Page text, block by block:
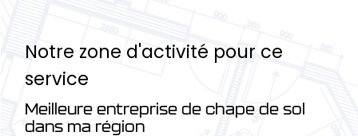
Notre zone d'activité pour ce
service
Meilleure entreprise de chape de sol
dans ma région